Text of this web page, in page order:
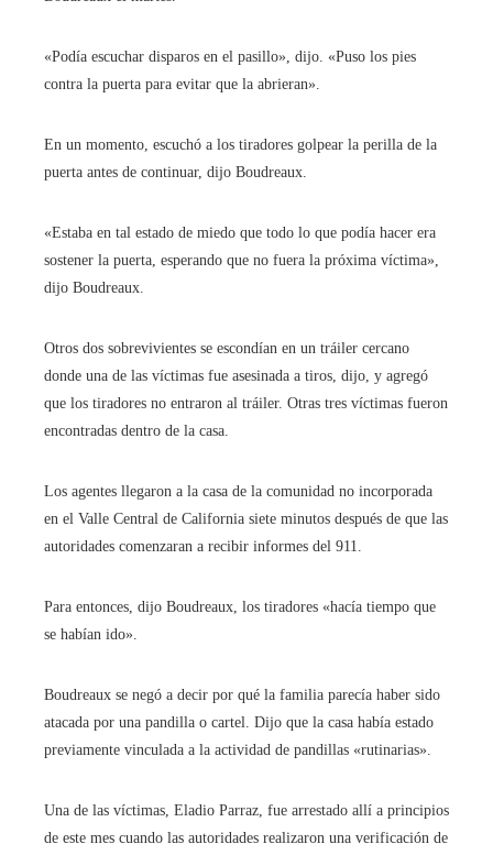
«Podía escuchar disparos en el pasillo», dijo. «Puso los pies
contra la puerta para evitar que la abrieran».
En un momento, escuchó a los tiradores golpear la perilla de la
puerta antes de continuar, dijo Boudreaux.
«Estaba en tal estado de miedo que todo lo que podía hacer era
sostener la puerta, esperando que no fuera la próxima víctima»,
dijo Boudreaux.
Otros dos sobrevivientes se escondían en un tráiler cercano
donde una de las víctimas fue asesinada a tiros, dijo, y agregó
que los tiradores no entraron al tráiler. Otras tres víctimas fueron
encontradas dentro de la casa.
Los agentes llegaron a la casa de la comunidad no incorporada
en el Valle Central de California siete minutos después de que las
autoridades comenzaran a recibir informes del 911.
Para entonces, dijo Boudreaux, los tiradores «hacía tiempo que
se habían ido».
Boudreaux se negó a decir por qué la familia parecía haber sido
atacada por una pandilla o cartel. Dijo que la casa había estado
previamente vinculada a la actividad de pandillas «rutinarias».
Una de las víctimas, Eladio Parraz, fue arrestado allí a principios
de este mes cuando las autoridades realizaron una verificación de